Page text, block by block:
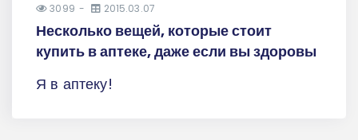
3099 2015.03.07
Несколько вещей, которые стоит
купить в аптеке, даже если вы здоровы
Я в аптеку!